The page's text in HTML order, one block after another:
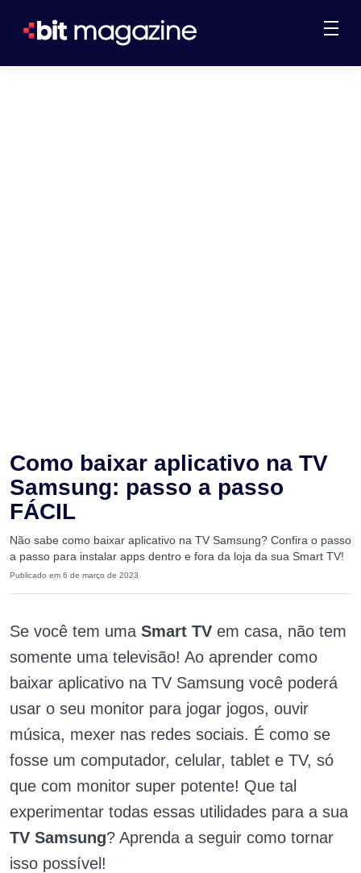
Como baixar aplicativo na TV
Samsung: passo a passo
FÁCIL
Não sabe como baixar aplicativo na TV Samsung? Confira o passo
a passo para instalar apps dentro e fora da loja da sua Smart TV!
Publicado em 6 de março de 2023
Se você tem uma Smart TV em casa, não tem
somente uma televisão! Ao aprender como
baixar aplicativo na TV Samsung você poderá
usar o seu monitor para jogar jogos, ouvir
música, mexer nas redes sociais. É como se
fosse um computador, celular, tablet e TV, só
que com monitor super potente! Que tal
experimentar todas essas utilidades para a sua
TV Samsung? Aprenda a seguir como tornar
isso possível!